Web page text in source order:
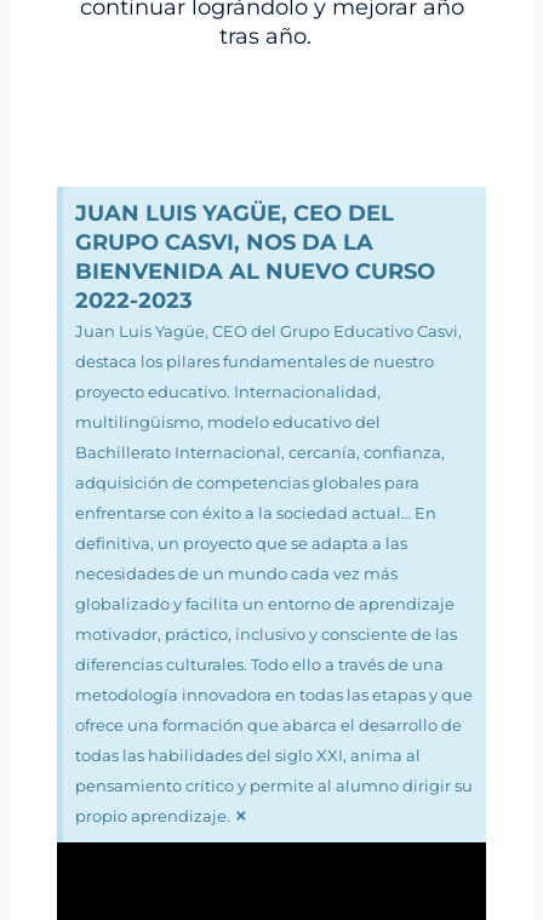
continuar lográndolo y mejorar año
tras año.
JUAN LUIS YAGÜE, CEO DEL
GRUPO CASVI, NOS DA LA
BIENVENIDA AL NUEVO CURSO
2022-2023
Juan Luis Yagüe, CEO del Grupo Educativo Casvi,
destaca los pilares fundamentales de nuestro
proyecto educativo. Internacionalidad,
multilingüismo, modelo educativo del
Bachillerato Internacional, cercanía, confianza,
adquisición de competencias globales para
enfrentarse con éxito a la sociedad actual… En
definitiva, un proyecto que se adapta a las
necesidades de un mundo cada vez más
globalizado y facilita un entorno de aprendizaje
motivador, práctico, inclusivo y consciente de las
diferencias culturales. Todo ello a través de una
metodología innovadora en todas las etapas y que
ofrece una formación que abarca el desarrollo de
todas las habilidades del siglo XXI, anima al
pensamiento crítico y permite al alumno dirigir su
propio aprendizaje. ×